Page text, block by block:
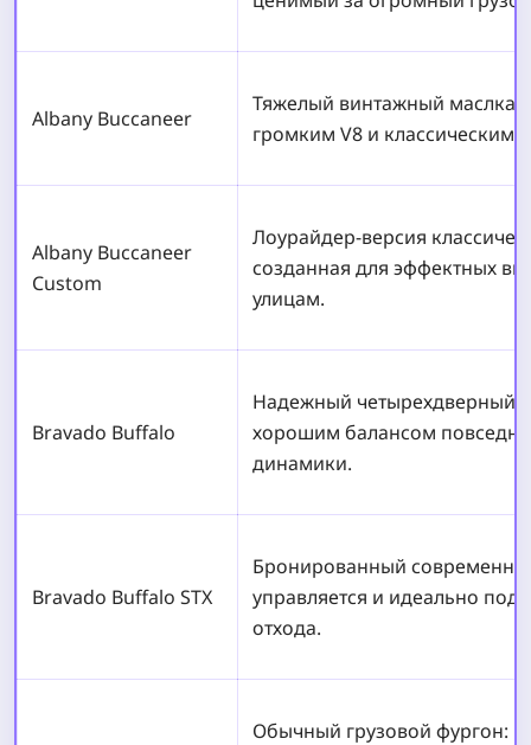
Albany Buccaneer
Тяжелый винтажный
громким V8 и классическим
Albany Buccaneer
Custom
Лоурайдер-версия
созданная для эффектных
улицам.
Bravado Buffalo
Надежный четырехдверный
хорошим балансом
динамики.
Bravado Buffalo STX
Бронированный
управляется и идеально
отхода.
Обычный грузовой фургон: